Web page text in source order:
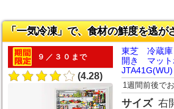
「一気冷凍」で、食材の鮮度を逃が
９／３０まで
(4.28)
東芝 冷蔵
開き マッ
JTA41G(WU)
1週間前後で
サイズ 右